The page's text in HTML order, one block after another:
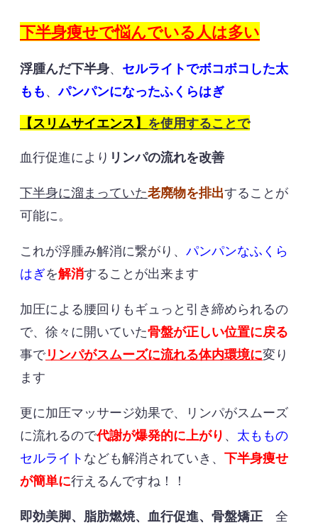
下半身痩せで悩んでいる人は多い
浮腫んだ下半身、 セルライトでボコボコした太
もも、パンパンになったふくらはぎ
【スリムサイエンス】 を使用することで
血行促進により リンパの流れを改善
下半身に溜まっていた老廃物を排出することが
可能に。
これが浮腫み解消に繋がり、 パンパンなふくら
はぎを解消することが出来ます
加圧による腰回りもギュっと引き締められるの
で、徐々に開いていた骨盤が正しい位置に戻る
事でリンパがスムーズに流れる体内環境に変り
ます
更に加圧マッサージ効果で、リンパがスムーズ
に流れるので代謝が爆発的に上がり 、 太ももの
セルライト なども解消されていき、 下半身痩せ
が簡単に行えるんですね！！
即効美脚、脂肪燃焼、血行促進、骨盤矯正 全